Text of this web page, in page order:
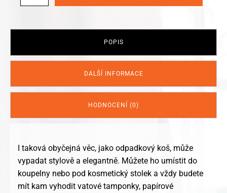
Odpadkový
1,5l
bílá
POPIS
DALŠÍ INFORMACE
HODNOCENÍ (0)
I taková obyčejná věc, jako odpadkový koš, může
vypadat stylově a elegantně. Můžete ho umístit do
koupelny nebo pod kosmetický stolek a vždy budete
mít kam vyhodit vatové tamponky, papírové